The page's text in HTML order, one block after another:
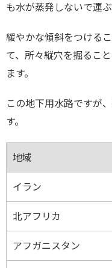
も水が蒸発しないで運ぶ
緩やかな傾斜をつける
て、所々縦穴を掘るこ
ます。
この地下用水路ですが
す。
地域
イラン
北アフリカ
アフガニスタン